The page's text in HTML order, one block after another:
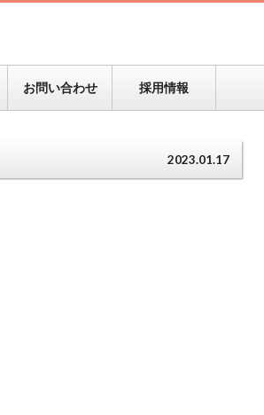
お問い合わせ 採用情報
2023.01.17